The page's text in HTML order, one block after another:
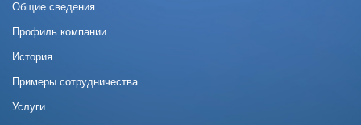
Общие сведения
Профиль компании
История
Примеры сотрудничества
Услуги